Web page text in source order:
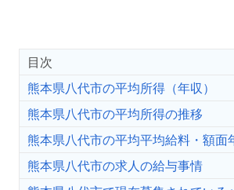
目次
熊本県八代市の平均所得（年収）
熊本県八代市の平均所得の推移
熊本県八代市の平均平均給料・額面
熊本県八代市の求人の給与事情